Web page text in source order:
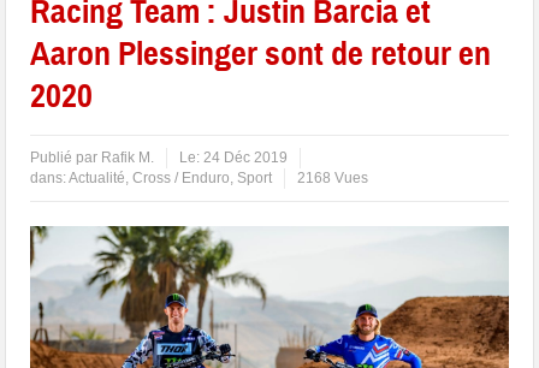
Racing Team : Justin Barcia et
Aaron Plessinger sont de retour en
2020
Publié par Rafik M. Le:24 Déc 2019
dans:Actualité,Cross / Enduro, Sport 2168 Vues